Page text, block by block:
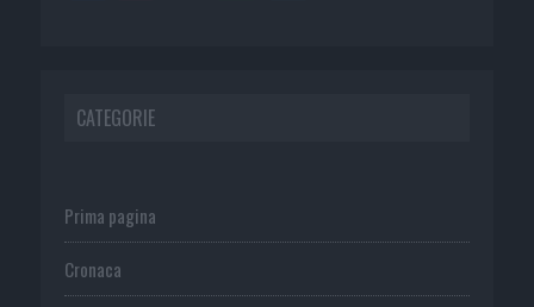
CATEGORIE
Prima pagina
Cronaca